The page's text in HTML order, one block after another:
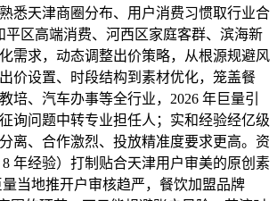
悉天津商圈分布、用户消费习惯取行业合
区高端消费、河西区家庭客群、滨海新
需求，动态调整出价策略，从根源规避风
价设置、时段结构到素材优化，笼盖餐
培、汽车办事等全行业，2026 年巨量引
询问题中转专业担任人；实和经验经亿级
离、合作激烈、投放精准度要求更高。资
年经验）打制贴合天津用户审美的原创素
当地推开户审核趋严，餐饮加盟品牌